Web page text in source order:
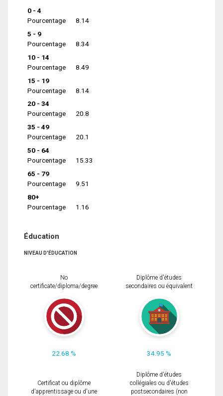
0 - 4
Pourcentage
8.14
5 - 9
Pourcentage
8.34
10 - 14
Pourcentage
8.49
15 - 19
Pourcentage
8.14
20 - 34
Pourcentage
20.8
35 - 49
Pourcentage
20.1
50 - 64
Pourcentage
15.33
65 - 79
Pourcentage
9.51
80+
Pourcentage
1.16
Éducation
NIVEAU D'ÉDUCATION
No
certificate/diploma/degree
22.68 %
Diplôme d'études
secondaires ou équivalent
34.95 %
Certificat ou diplôme
d'apprentissage ou d'une
Diplôme d'études
collégiales ou d'études
postsecondaires (non